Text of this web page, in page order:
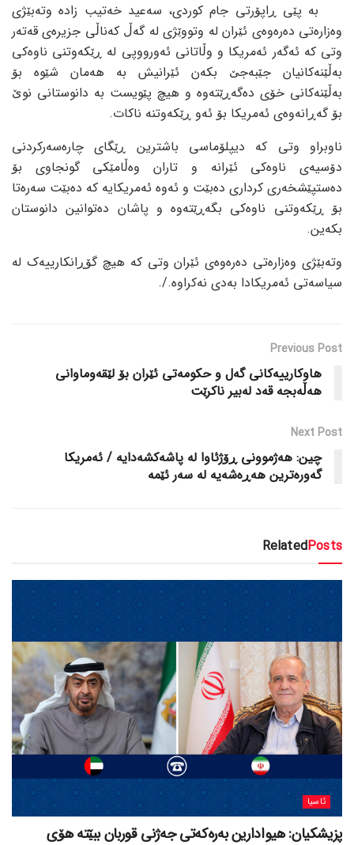
بە پێی ڕاپۆرتی جام کوردی، سەعید خەتیب زادە وتەبێژی
وەزارەتی دەرەوەی ئێران لە وتووێژی لە گەڵ کەناڵی جزیرەی قەتەر
وتی کە ئەگەر ئەمریکا و وڵاتانی ئەورووپی لە ڕێکەوتنی ناوەکی
بەڵێنەکانیان جێبەجێ بکەن ئێرانیش بە هەمان شێوە بۆ
بەڵێنەکانی خۆی دەگەڕێتەوە و هیچ پێویست بە دانوستانی نوێ
بۆ گەڕانەوەی ئەمریکا بۆ ئەو ڕێکەوتنە ناکات.
ناوبراو وتی کە دیپلۆماسی باشترین ڕێگای چارەسەرکردنی
دۆسیەی ناوەکی ئێرانە و تاران وەڵامێکی گونجاوی بۆ
دەستپێشخەری کرداری دەبێت و ئەوە ئەمریکایە کە دەبێت سەرەتا
بۆ ڕێکەوتنی ناوەکی بگەڕێتەوە و پاشان دەتوانین دانوستان
بکەین.
وتەبێژی وەزارەتی دەرەوەی ئێران وتی کە هیچ گۆڕانکارییەک لە
سیاسەتی ئەمریکادا بەدی نەکراوە./.
Previous Post
هاوکارییەکانی گەل و حکومەتی ئێران بۆ لێقەوماوانی
هەڵەبجە قەد لەبیر ناکرێت
Next Post
چین: هەژموونی ڕۆژئاوا لە پاشەکشەدایە / ئەمریکا
گەورەترین هەڕەشەیە لە سەر ئێمە
RelatedPosts
ئاسیا
پزیشکیان: هیوادارین بەرەکەتی جەژنی قوربان ببێتە هۆی